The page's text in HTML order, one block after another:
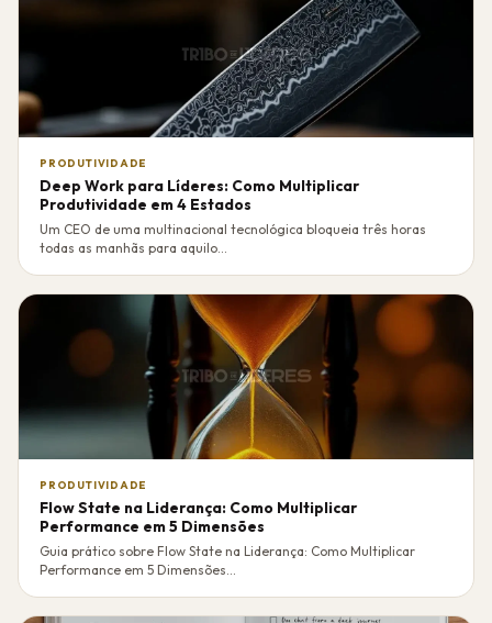
PRODUTIVIDADE
Deep Work para Líderes: Como Multiplicar
Produtividade em 4 Estados
Um CEO de uma multinacional tecnológica bloqueia três horas
todas as manhãs para aquilo...
PRODUTIVIDADE
Flow State na Liderança: Como Multiplicar
Performance em 5 Dimensões
Guia prático sobre Flow State na Liderança: Como Multiplicar
Performance em 5 Dimensões...